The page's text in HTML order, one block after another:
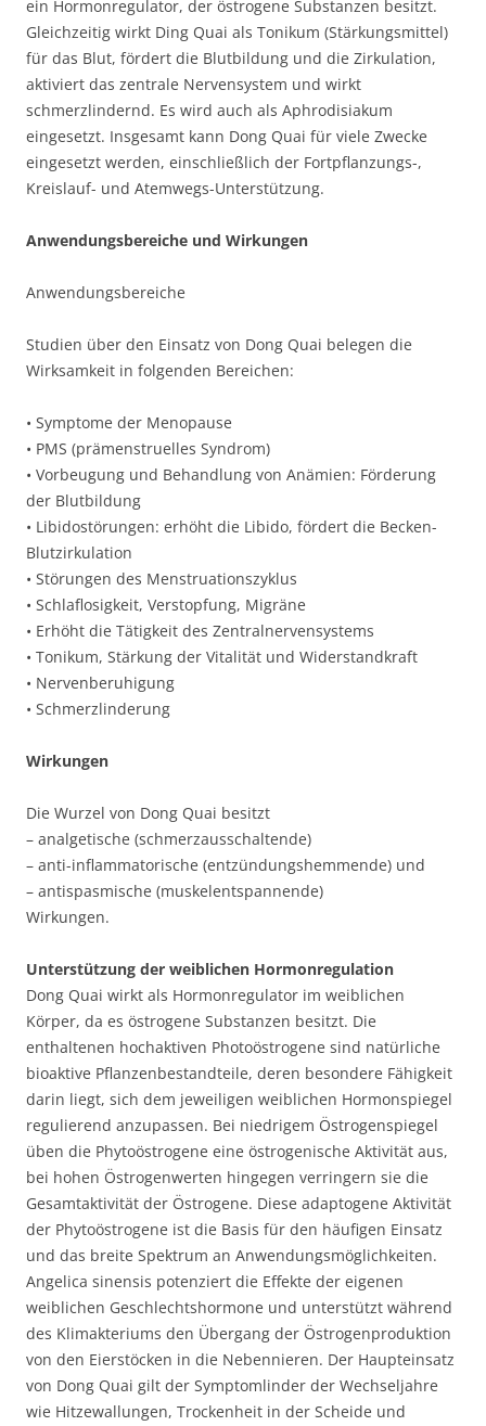
ein Hormonregulator, der östrogene Substanzen besitzt.
Gleichzeitig wirkt Ding Quai als Tonikum (Stärkungsmittel)
für das Blut, fördert die Blutbildung und die Zirkulation,
aktiviert das zentrale Nervensystem und wirkt
schmerzlindernd. Es wird auch als Aphrodisiakum
eingesetzt. Insgesamt kann Dong Quai für viele Zwecke
eingesetzt werden, einschließlich der Fortpflanzungs-,
Kreislauf- und Atemwegs-Unterstützung.
Anwendungsbereiche und Wirkungen
Anwendungsbereiche
Studien über den Einsatz von Dong Quai belegen die
Wirksamkeit in folgenden Bereichen:
• Symptome der Menopause
• PMS (prämenstruelles Syndrom)
• Vorbeugung und Behandlung von Anämien: Förderung
der Blutbildung
• Libidostörungen: erhöht die Libido, fördert die Becken-
Blutzirkulation
• Störungen des Menstruationszyklus
• Schlaflosigkeit, Verstopfung, Migräne
• Erhöht die Tätigkeit des Zentralnervensystems
• Tonikum, Stärkung der Vitalität und Widerstandkraft
• Nervenberuhigung
• Schmerzlinderung
Wirkungen
Die Wurzel von Dong Quai besitzt
– analgetische (schmerzausschaltende)
– anti-inflammatorische (entzündungshemmende) und
– antispasmische (muskelentspannende)
Wirkungen.
Unterstützung der weiblichen Hormonregulation
Dong Quai wirkt als Hormonregulator im weiblichen
Körper, da es östrogene Substanzen besitzt. Die
enthaltenen hochaktiven Photoöstrogene sind natürliche
bioaktive Pflanzenbestandteile, deren besondere Fähigkeit
darin liegt, sich dem jeweiligen weiblichen Hormonspiegel
regulierend anzupassen. Bei niedrigem Östrogenspiegel
üben die Phytoöstrogene eine östrogenische Aktivität aus,
bei hohen Östrogenwerten hingegen verringern sie die
Gesamtaktivität der Östrogene. Diese adaptogene Aktivität
der Phytoöstrogene ist die Basis für den häufigen Einsatz
und das breite Spektrum an Anwendungsmöglichkeiten.
Angelica sinensis potenziert die Effekte der eigenen
weiblichen Geschlechtshormone und unterstützt während
des Klimakteriums den Übergang der Östrogenproduktion
von den Eierstöcken in die Nebennieren. Der Haupteinsatz
von Dong Quai gilt der Symptomlinder der Wechseljahre
wie Hitzewallungen, Trockenheit in der Scheide und